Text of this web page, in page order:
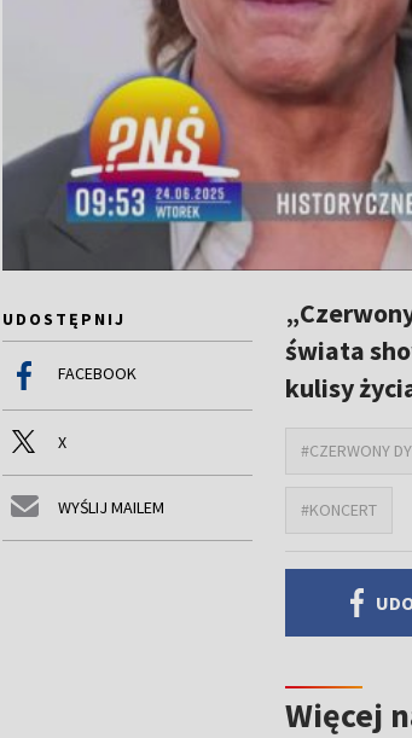
UDOSTĘPNIJ
FACEBOOK
X
WYŚLIJ MAILEM
świata
kulisy
#CZERWONY
#KONCERT
Więcej